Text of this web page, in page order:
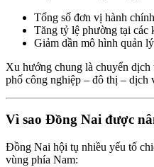
Tổng số đơn vị hành
Tăng tỷ lệ phường tại các
Giảm dần mô hình quản
Xu hướng chung là chuyển dịch
phố công nghiệp – đô thị – dịch
Vì sao Đồng Nai được
Đồng Nai hội tụ nhiều yếu tố
vùng phía Nam: